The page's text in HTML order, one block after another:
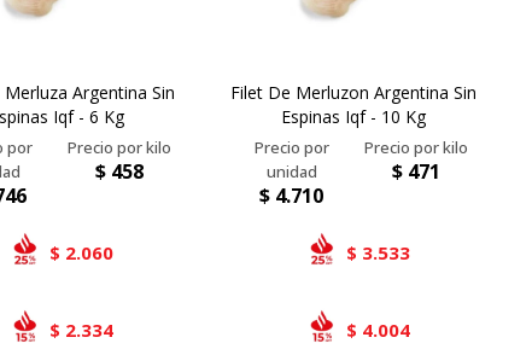
Argentina Sin
Iqf - 6 Kg
$ 458
$ 2.060
$ 2.334
Filet De Merluzon Argentina Sin
Espinas Iqf - 10 Kg
$ 4.710
$ 471
$ 3.533
$ 4.004